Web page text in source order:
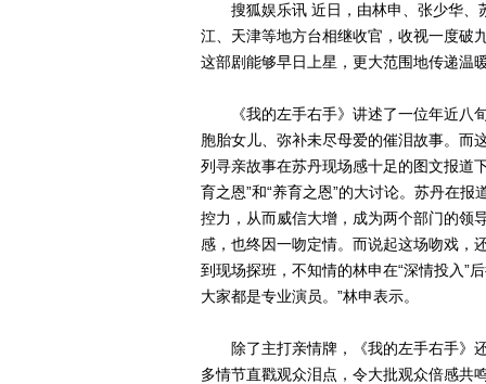
搜狐娱乐讯 近日，由林申、张少华、
江、天津等地方台相继收官，收视一度破
这部剧能够早日上星，更大范围地传递温
《我的左手右手》讲述了一位年近八旬
胞胎女儿、弥补未尽母爱的催泪故事。而
列寻亲故事在苏丹现场感十足的图文报道
育之恩”和“养育之恩”的大讨论。苏丹在
控力，从而威信大增，成为两个部门的领
感，也终因一吻定情。而说起这场吻戏，
到现场探班，不知情的林申在“深情投入
大家都是专业演员。”林申表示。
除了主打亲情牌，《我的左手右手》还
多情节直戳观众泪点，令大批观众倍感共